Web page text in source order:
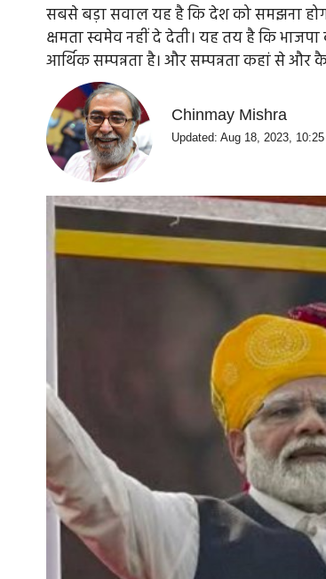
सबसे बड़ा सवाल यह है कि देश को समझना
क्षमता स्वमेव नहीं दे देती। यह तय है कि
आर्थिक सम्पन्नता है। और सम्पन्नता कहां से
Chinmay Mishra
Updated: Aug 18, 2023,